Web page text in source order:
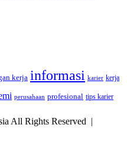
kerja informasi karier kerja
perusahaan profesional tips karier
All Rights Reserved |